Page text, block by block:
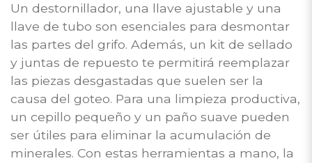
Un destornillador, una llave ajustable y una
llave de tubo son esenciales para desmontar
las partes del grifo. Además, un kit de sellado
y juntas de repuesto te permitirá reemplazar
las piezas desgastadas que suelen ser la
causa del goteo. Para una limpieza productiva,
un cepillo pequeño y un paño suave pueden
ser útiles para eliminar la acumulación de
minerales. Con estas herramientas a mano, la